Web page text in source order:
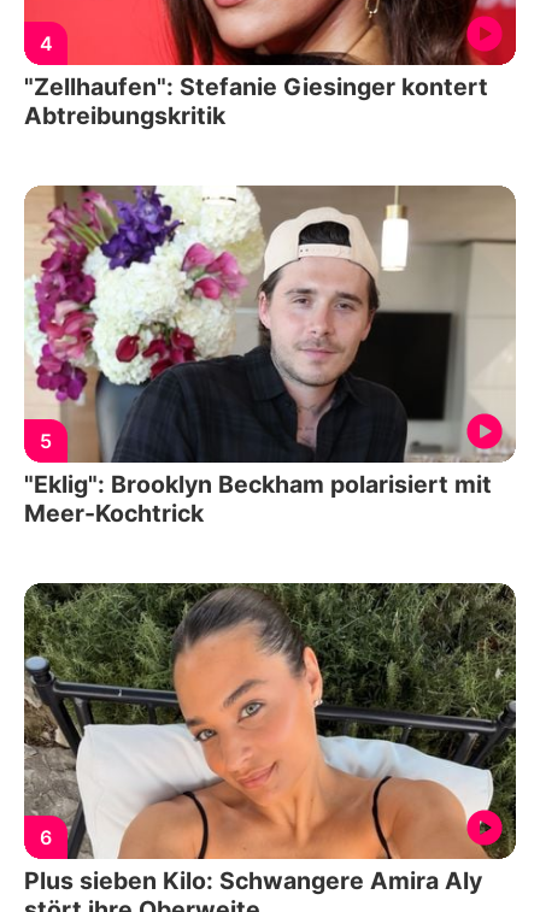
4
"Zellhaufen": Stefanie Giesinger kontert
Abtreibungskritik
5
"Eklig": Brooklyn Beckham polarisiert mit
Meer-Kochtrick
6
Plus sieben Kilo: Schwangere Amira Aly